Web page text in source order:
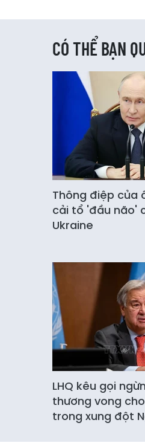
CÓ THỂ BẠN
Thông điệp của
cải tổ 'đầu não'
Ukraine
LHQ kêu gọi
thương vong
trong xung đột